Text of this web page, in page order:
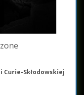
Skłodowskiej